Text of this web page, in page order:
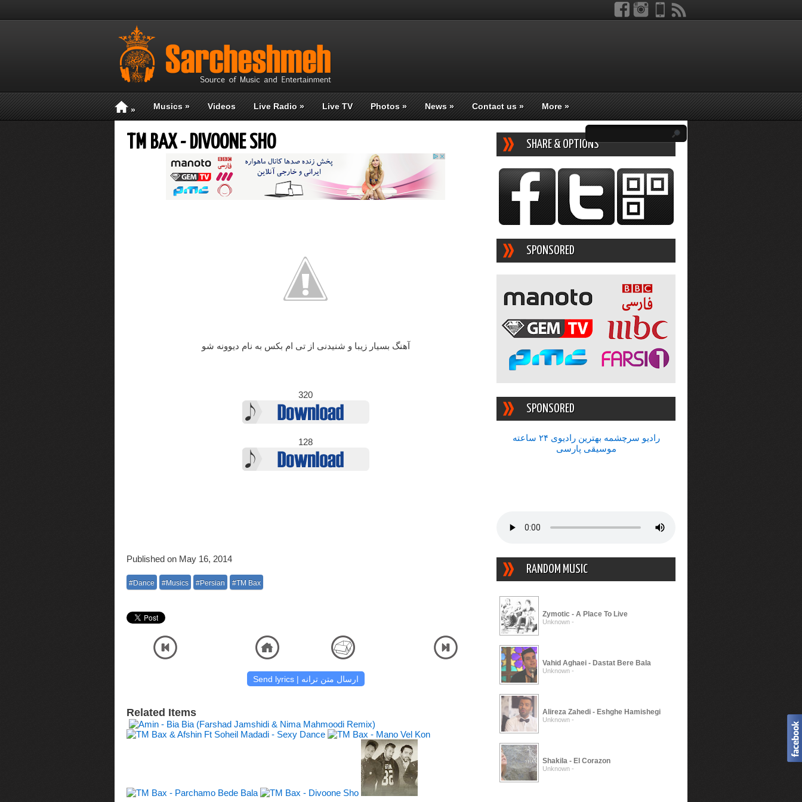
» Musics» Videos Live Radio» Live TV Photos» News» Contact us» More»
TM BAX - DIVOONE SHO
آهنگ بسیار زیبا و شنیدنی از تی ام بکس به نام دیوونه شو
320
128
Published on May 16, 2014
#Dance #Musics #Persian #TM Bax
Related Items
SHARE & OPTIONS
SPONSORED
SPONSORED
رادیو سرچشمه بهترین رادیوی ۲۴ ساعته
موسیقی پارسی
RANDOM MUSIC
Zymotic - A Place To Live
Unknown -
Vahid Aghaei - Dastat Bere Bala
Unknown -
Alireza Zahedi - Eshghe Hamishegi
Unknown -
Shakila - El Corazon
Unknown -